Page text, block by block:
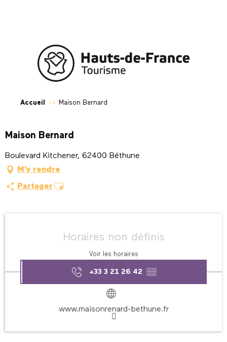
Accueil Maison Bernard
Maison Bernard
Boulevard Kitchener, 62400 Béthune
M'y rendre
Partager Ajouter aux favoris
Horaires non définis
Voir les horaires
+33 3 21 26 42 ▒▒
www.maisonrenard-bethune.fr